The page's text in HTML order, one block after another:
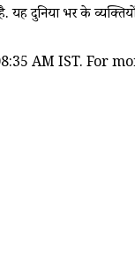
यह दुनिया भर के
AM IST.